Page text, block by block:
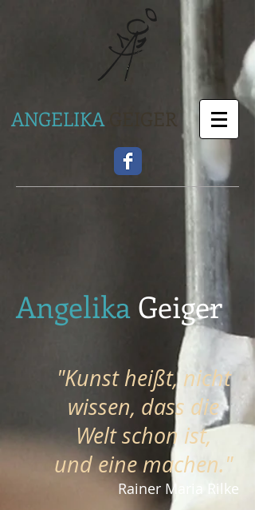
ANGELIKA GEIGER
Angelika Geiger
"Kunst heißt, nicht
wissen, dass die
Welt schon ist,
und eine machen."
Rainer Maria Rilke